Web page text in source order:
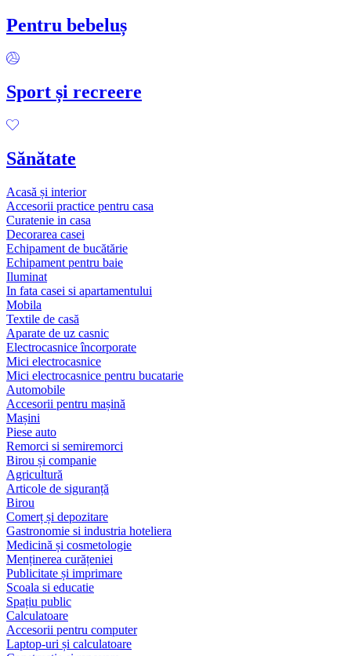
Pentru bebeluș
Sport și recreere
Sănătate
Acasă și interior
Accesorii practice pentru casa
Curatenie in casa
Decorarea casei
Echipament de bucătărie
Echipament pentru baie
Iluminat
In fata casei si apartamentului
Mobila
Textile de casă
Aparate de uz casnic
Electrocasnice încorporate
Mici electrocasnice
Mici electrocasnice pentru bucatarie
Automobile
Accesorii pentru mașină
Mașini
Piese auto
Remorci si semiremorci
Birou și companie
Agricultură
Articole de siguranță
Birou
Comerț și depozitare
Gastronomie si industria hoteliera
Medicină și cosmetologie
Menținerea curățeniei
Publicitate și imprimare
Scoala si educatie
Spațiu public
Calculatoare
Accesorii pentru computer
Laptop-uri și calculatoare